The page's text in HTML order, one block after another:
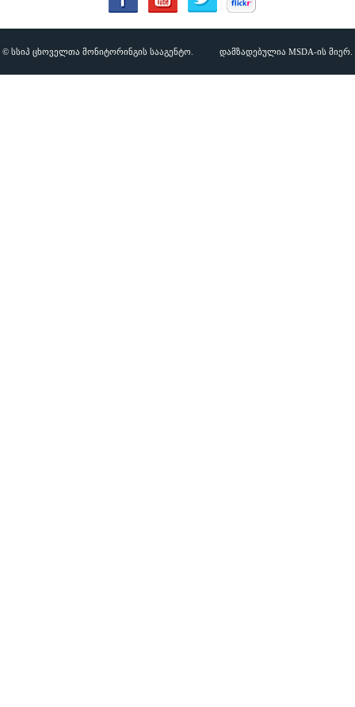
© სსიპ ცხოველთა მონიტორინგის სააგენტო. დამზადებულია MSDA-ის მიერ.